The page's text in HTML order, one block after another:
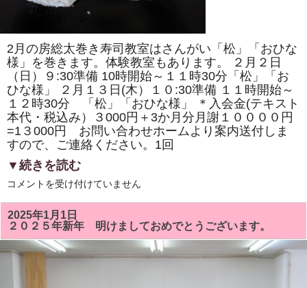
風」
巻
き
ま
す。
体
験
教
室
も
あ
り
す。
2月の房総太巻き寿司教室はさんがい「松」「おひな
様」を巻きます。体験教室もあります。 ２月２日
（日）９:30準備 10時開始～１１時30分「松」「お
ひな様」 ２月１３日(木）１０:30準備 １１時開始～
１２時30分 「松」「おひな様」 ＊入会金(テキスト
本代・税込み）３000円＋3か月分月謝１００００円
=1３000円 お問い合わせホームより案内送付しま
すので、ご連絡ください。1回
▼続きを読む
２
の
房
総
太
巻
き
コメントを受け付けていません
2025年1月1日
２０２５年新年 明けましておめでとうございます。